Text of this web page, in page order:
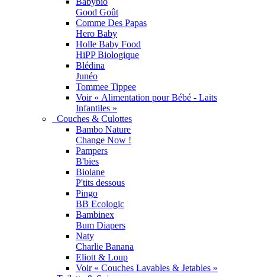
Good Goût
Comme Des Papas
Hero Baby
Holle Baby Food
HiPP Biologique
Blédina
Junéo
Tommee Tippee
Voir « Alimentation pour Bébé - Laits
Infantiles »
Couches & Culottes
Bambo Nature
Change Now !
Pampers
B'bies
Biolane
P'tits dessous
Pingo
BB Ecologic
Bambinex
Bum Diapers
Naty
Charlie Banana
Eliott & Loup
Voir « Couches Lavables & Jetables »